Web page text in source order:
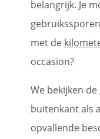
belangrijk. Je
met de
occasion?
We bekijken
buitenkant als
opvallende